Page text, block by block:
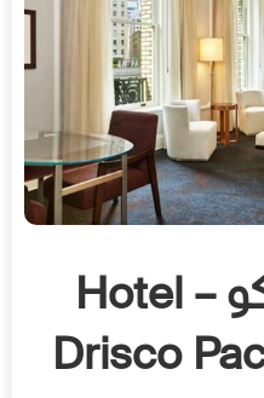
فندق دريسكو – Hotel
Drisco